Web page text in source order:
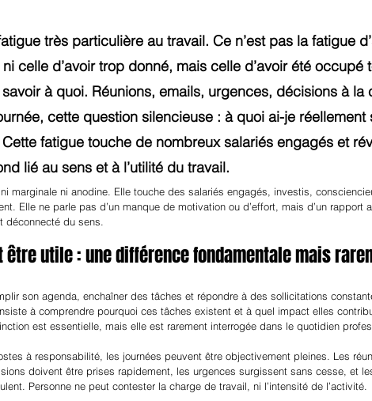
très particulière au travail. Ce n’est pas la fatigue
celle d’avoir trop donné, mais celle d’avoir été occupé
à quoi. Réunions, emails, urgences, décisions à la
cette question silencieuse : à quoi ai-je réellement
Cette fatigue touche de nombreux salariés engagés et
lié au sens et à l’utilité du travail.
marginale ni anodine. Elle touche des salariés engagés, investis,
Elle ne parle pas d’un manque de motivation ou d’effort, mais d’un rapport
déconnecté du sens.
être utile : une différence fondamentale mais
son agenda, enchaîner des tâches et répondre à des sollicitations
à comprendre pourquoi ces tâches existent et à quel impact elles
est essentielle, mais elle est rarement interrogée dans le quotidien
à responsabilité, les journées peuvent être objectivement pleines. Les
doivent être prises rapidement, les urgences surgissent sans cesse, et
Personne ne peut contester la charge de travail, ni l’intensité de l’activité.